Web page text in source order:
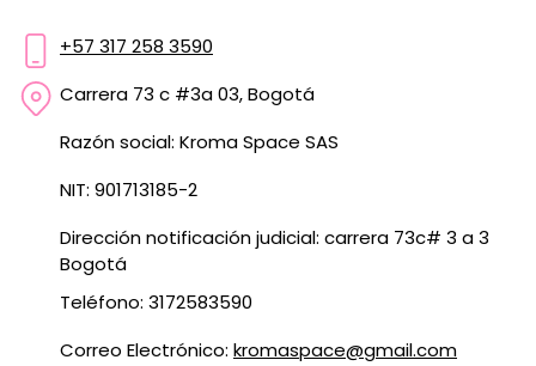
+57 317 258 3590
Carrera 73 c #3a 03, Bogotá
Razón social: Kroma Space SAS
NIT: 901713185-2
Dirección notificación judicial: carrera 73c# 3 a 3
Bogotá
Teléfono: 3172583590
Correo Electrónico: kromaspace@gmail.com